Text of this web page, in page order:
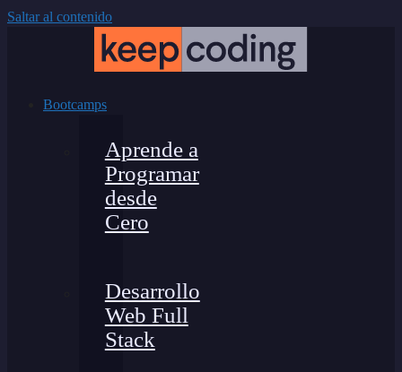
Saltar al contenido
Bootcamps
Aprende a
Programar
desde
Cero
Desarrollo
Web Full
Stack